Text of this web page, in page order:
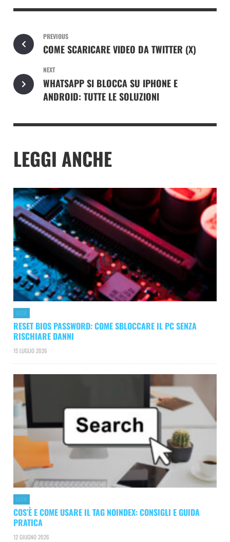
PREVIOUS
COME SCARICARE VIDEO DA TWITTER (X)
NEXT
WHATSAPP SI BLOCCA SU IPHONE E
ANDROID: TUTTE LE SOLUZIONI
LEGGI ANCHE
GEEK
RESET BIOS PASSWORD: COME SBLOCCARE IL PC SENZA
RISCHIARE DANNI
15 LUGLIO 2026
GEEK
COS’È E COME USARE IL TAG NOINDEX: CONSIGLI E GUIDA
PRATICA
12 GIUGNO 2026